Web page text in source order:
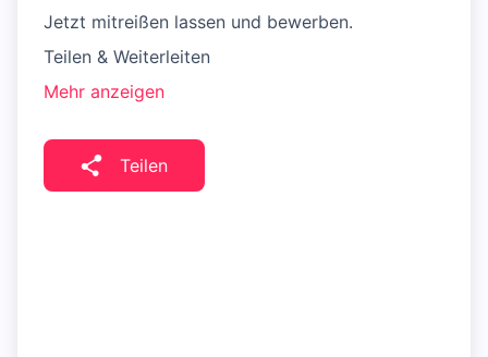
Jetzt mitreißen lassen und bewerben.
Teilen & Weiterleiten
Mehr anzeigen
Teilen